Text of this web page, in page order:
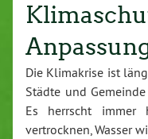
Die Klimakrise ist
Städte und
Es herrscht immer
vertrocknen, Wasser